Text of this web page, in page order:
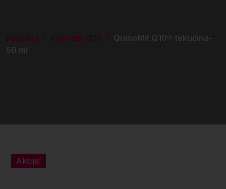
Početna Koenzim Q10
QuinoMit Q10® tekućina-
50 ml
Akcija!